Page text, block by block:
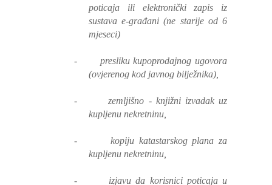
poticaja ili elektronički zapis iz
sustava e-građani (ne starije od 6
mjeseci)
-
presliku kupoprodajnog ugovora
(ovjerenog kod javnog bilježnika),
-
zemljišno - knjižni izvadak uz
kupljenu nekretninu,
-
kopiju katastarskog plana za
kupljenu nekretninu,
-
izjavu da korisnici poticaja u